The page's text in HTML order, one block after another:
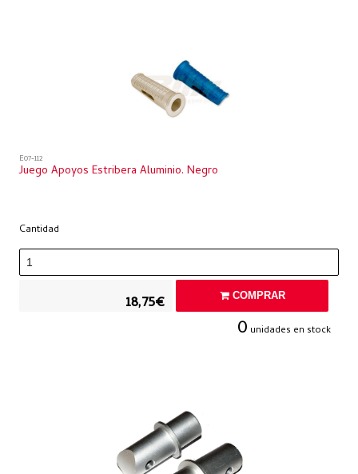
E07-112
Juego Apoyos Estribera Aluminio. Negro
Cantidad
18,75€ COMPRAR
0 unidades en stock